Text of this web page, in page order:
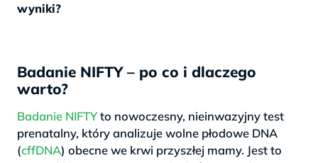
wyniki?
Badanie NIFTY – po co i dlaczego
warto?
Badanie NIFTYto nowoczesny, nieinwazyjny test
prenatalny, który analizuje wolne płodowe DNA
(cffDNA) obecne we krwi przyszłej mamy. Jest to